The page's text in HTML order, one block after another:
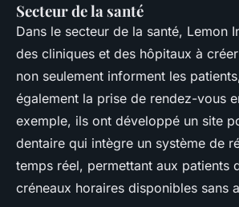
Secteur de la santé
Dans le secteur de la santé, Lemon
des cliniques et des hôpitaux à
non seulement informent les
également la prise de rendez-vous
exemple, ils ont développé un site
dentaire qui intègre un système de
temps réel, permettant aux patients
créneaux horaires disponibles sans